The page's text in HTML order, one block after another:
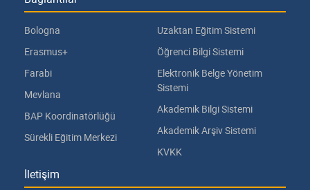
Bologna
Erasmus+
Farabi
Mevlana
BAP Koordinatörlüğü
Sürekli Eğitim Merkezi
Uzaktan Eğitim Sistemi
Öğrenci Bilgi Sistemi
Elektronik Belge Yönetim
Sistemi
Akademik Bilgi Sistemi
Akademik Arşiv Sistemi
KVKK
İletişim